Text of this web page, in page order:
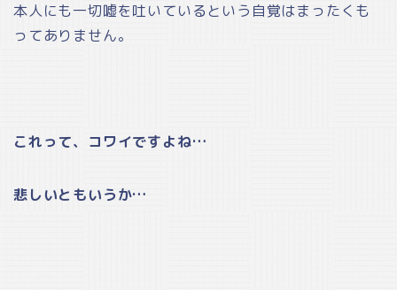
本人にも一切嘘を吐いているという自覚はまったくも
ってありません。
これって、コワイですよね…
悲しいともいうか…